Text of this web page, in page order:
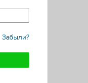
Забыли?